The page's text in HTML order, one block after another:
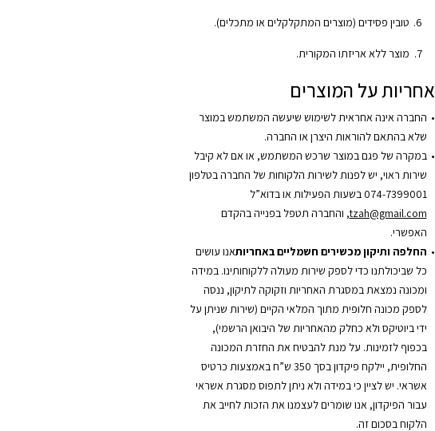
טובין פסידים (מוצרים המתקלקלים או מתכלים).
מוצר ללא אריזתו המקורית.
אחריות על המוצרים
החברה אינה אחראית לשימוש שיעשה המשתמש במוצר
שלא בהתאם להוראות היצרן או החברה.
במקרה של פגם במוצר שרכש המשתמש, או אם לא קיבל
שירות ראוי, יש לפנות לשירות הלקוחות של החברה בטלפון
074-7399001 בשעות הפעילות או בדוא”ל
tzah@gmail.com, והחברה תטפל בפנייה בהקדם
האפשרי.
החלפה ותיקון מכשירים חשמליים באחריותאנו עושים
כל שביכולתנו כדי לספק שירות מעולה ללקוחותינו. במידה
ומכונה נמצאת במסגרת האחריות וזקוקה לתיקון, ננסה
לספק מכונה חלופית מתוך המלאי הקיים (שירות שניתן על
ידי ביוטיקס ולא כחלק מהאחריות של היבואן הרשמי),
בכפוף לזמינות. על מנת להבטיח את החזרת המכונה
החלופית, יילקח פיקדון בסך 350 ש”ח באמצעות כרטיס
אשראי. יש לציין כי במידה ולא ניתן לתפוס מסגרת אשראי
עבור הפיקדון, אנו שומרים לעצמנו את הזכות לחייב את
הלקוח בסכום זה.